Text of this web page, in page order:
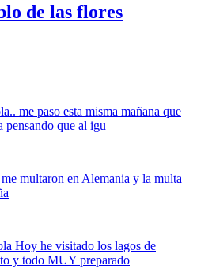
de las flores
me paso esta misma mañana que
pensando que al igu
multaron en Alemania y la multa
Hoy he visitado los lagos de
y todo MUY preparado